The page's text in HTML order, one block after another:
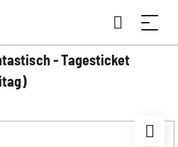
- Tagesticket